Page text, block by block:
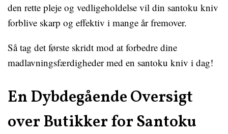
den rette pleje og vedligeholdelse vil din santoku kniv
forblive skarp og effektiv i mange år fremover.
Så tag det første skridt mod at forbedre dine
madlavningsfærdigheder med en santoku kniv i dag!
En Dybdegående Oversigt
over Butikker for Santoku